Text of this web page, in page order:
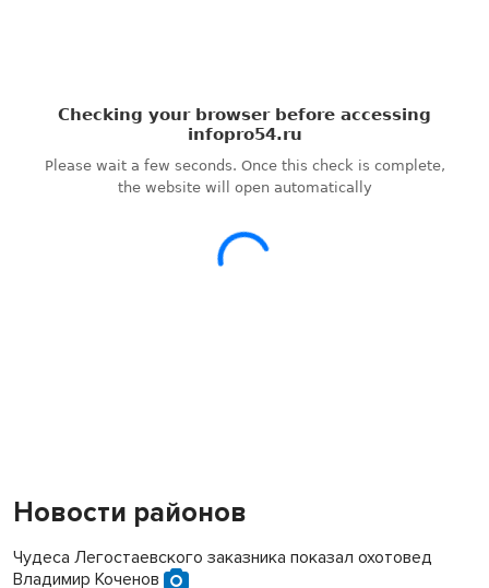
Новости районов
Чудеса Легостаевского заказника показал охотовед
Владимир Коченов